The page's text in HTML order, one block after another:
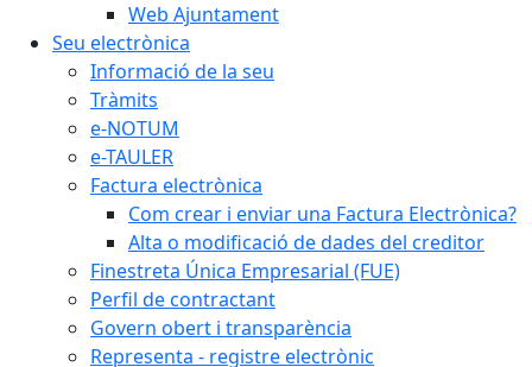
Web Ajuntament
Seu electrònica
Informació de la seu
Tràmits
e-NOTUM
e-TAULER
Factura electrònica
Com crear i enviar una Factura Electrònica?
Alta o modificació de dades del creditor
Finestreta Única Empresarial (FUE)
Perfil de contractant
Govern obert i transparència
Representa - registre electrònic